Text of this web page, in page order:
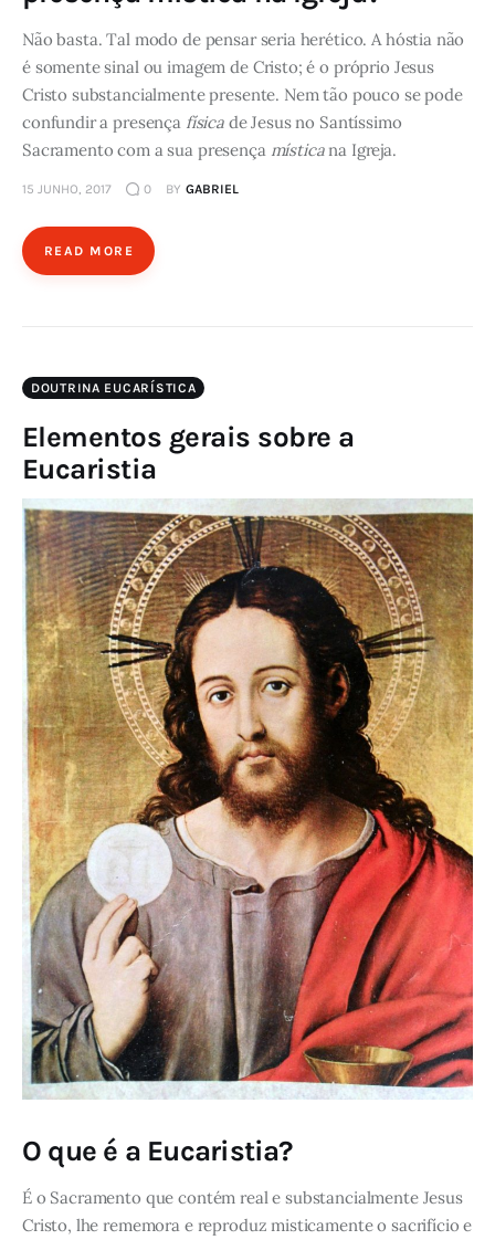
Não basta. Tal modo de pensar seria herético. A hóstia não
é somente sinal ou imagem de Cristo; é o próprio Jesus
Cristo substancialmente presente. Nem tão pouco se pode
confundir a presença físicade Jesus no Santíssimo
Sacramento com a sua presença místicana Igreja.
15 JUNHO, 2017 0 BY GABRIEL
READ MORE
DOUTRINA EUCARÍSTICA
Elementos gerais sobre a
Eucaristia
O que é a Eucaristia?
É o Sacramento que contém real e substancialmente Jesus
Cristo, lhe rememora e reproduz misticamente o sacrifício e